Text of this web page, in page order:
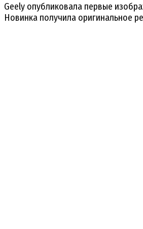
Geely опубликовала первые
Новинка получила оригинальное